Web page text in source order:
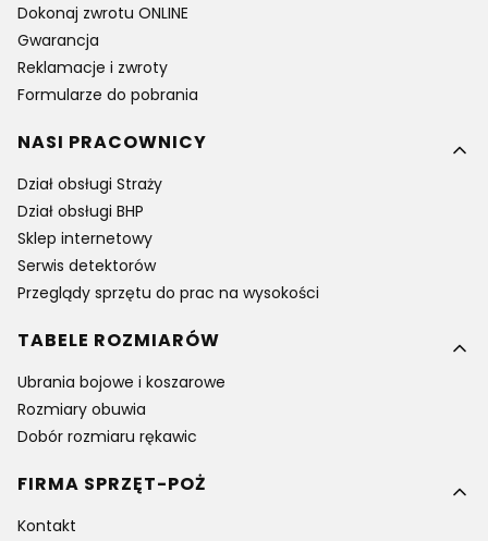
Dokonaj zwrotu ONLINE
Gwarancja
Reklamacje i zwroty
Formularze do pobrania
NASI PRACOWNICY
Dział obsługi Straży
Dział obsługi BHP
Sklep internetowy
Serwis detektorów
Przeglądy sprzętu do prac na wysokości
TABELE ROZMIARÓW
Ubrania bojowe i koszarowe
Rozmiary obuwia
Dobór rozmiaru rękawic
FIRMA SPRZĘT-POŻ
Kontakt